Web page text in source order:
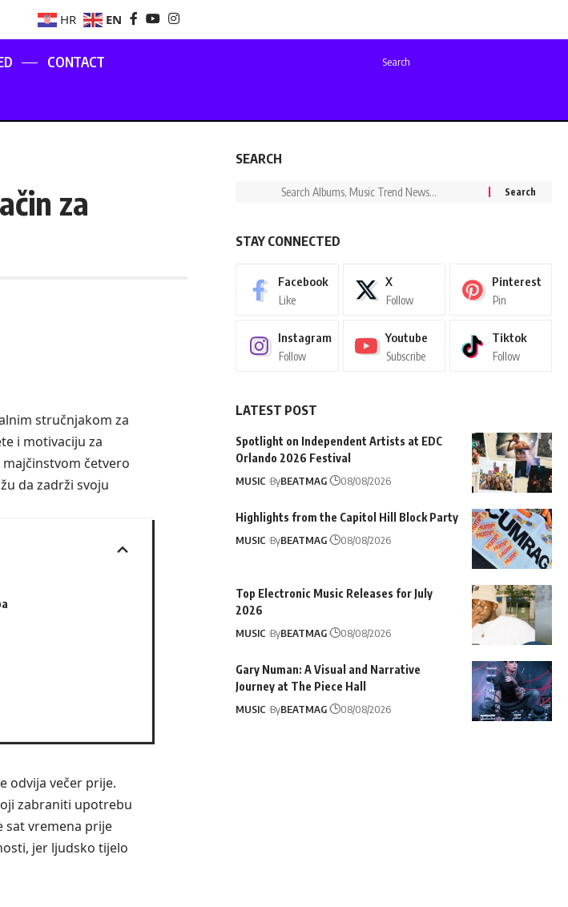
HR EN
CONTACT Search
za
stručnjakom za
i motivaciju za
majčinstvom četvero
da zadrži svoju
odvija večer prije.
zabraniti upotrebu
sat vremena prije
jer ljudsko tijelo
SEARCH
STAY CONNECTED
Facebook
Like
X
Follow
Pinterest
Pin
Instagram
Follow
Youtube
Subscribe
Tiktok
Follow
LATEST POST
Spotlight on Independent Artists at EDC
Orlando 2026 Festival
MUSIC ByBEATMAG 08/08/2026
Highlights from the Capitol Hill Block Party
MUSIC ByBEATMAG 08/08/2026
Top Electronic Music Releases for July
2026
MUSIC ByBEATMAG 08/08/2026
Gary Numan: A Visual and Narrative
Journey at The Piece Hall
MUSIC ByBEATMAG 08/08/2026